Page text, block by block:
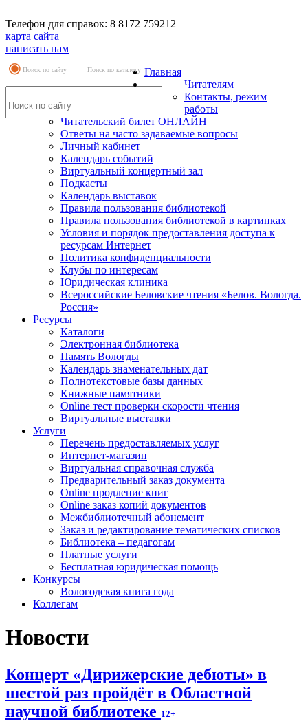
Телефон для справок: 8 8172 759212
карта сайта
написать нам
Поиск по сайту Поиск по каталогу Главная
Читателям
Контакты, режим
работы
Читательский билет ОНЛАЙН
Ответы на часто задаваемые вопросы
Личный кабинет
Календарь событий
Виртуальный концертный зал
Подкасты
Календарь выставок
Правила пользования библиотекой
Правила пользования библиотекой в картинках
Условия и порядок предоставления доступа к
ресурсам Интернет
Политика конфиденциальности
Клубы по интересам
Юридическая клиника
Всероссийские Беловские чтения «Белов. Вологда.
Россия»
Ресурсы
Каталоги
Электронная библиотека
Память Вологды
Календарь знаменательных дат
Полнотекстовые базы данных
Книжные памятники
Online тест проверки скорости чтения
Виртуальные выставки
Услуги
Перечень предоставляемых услуг
Интернет-магазин
Виртуальная справочная служба
Предварительный заказ документа
Online продление книг
Online заказ копий документов
Межбиблиотечный абонемент
Заказ и редактирование тематических списков
Библиотека – педагогам
Платные услуги
Бесплатная юридическая помощь
Конкурсы
Вологодская книга года
Коллегам
Новости
Концерт «Дирижерские дебюты» в
шестой раз пройдёт в Областной
научной библиотеке 12+